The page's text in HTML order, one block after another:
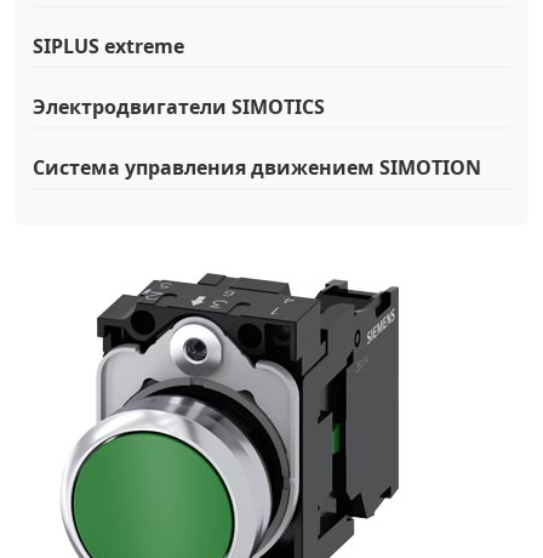
SIPLUS extreme
Электродвигатели SIMOTICS
Система управления движением SIMOTION